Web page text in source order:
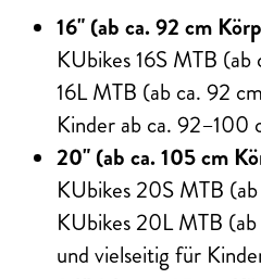
16" (ab ca. 92 cm
KUbikes 16S MTB
16L MTB (ab ca. 92
Kinder ab ca. 92–100
20" (ab ca. 105 cm
KUbikes 20S MTB
KUbikes 20L MTB
und vielseitig für